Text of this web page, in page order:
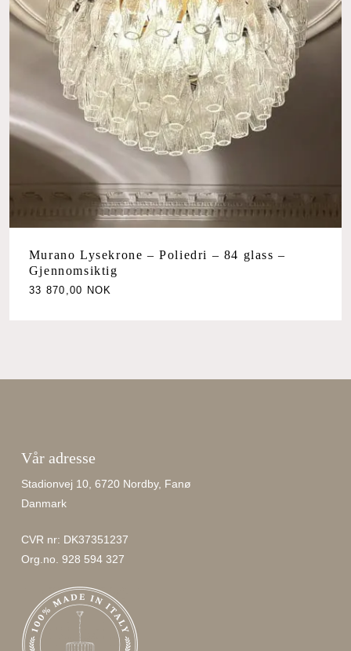
Murano Lysekrone – Poliedri – 84 glass –
Gjennomsiktig
33 870,00 NOK
Vår adresse
Stadionvej 10, 6720 Nordby, Fanø
Danmark
CVR nr: DK37351237
Org.no. 928 594 327